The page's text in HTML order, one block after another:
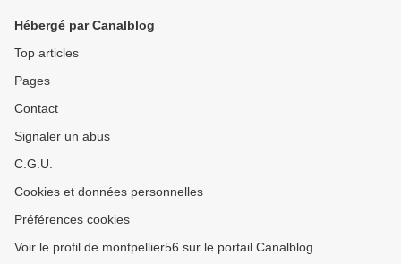
Hébergé par Canalblog
Top articles
Pages
Contact
Signaler un abus
C.G.U.
Cookies et données personnelles
Préférences cookies
Voir le profil de montpellier56 sur le portail Canalblog